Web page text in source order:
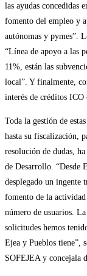
las ayudas concedidas
fomento del empleo y
autónomas y pymes”.
“Línea de apoyo a las
11%, están las
local”. Y finalmente,
interés de créditos ICO
Toda la gestión de
hasta su fiscalización,
resolución de dudas,
de Desarrollo. “Desde
desplegado un ingente
fomento de la
número de usuarios.
solicitudes hemos
Ejea y Pueblos tiene”,
SOFEJEA y concejala